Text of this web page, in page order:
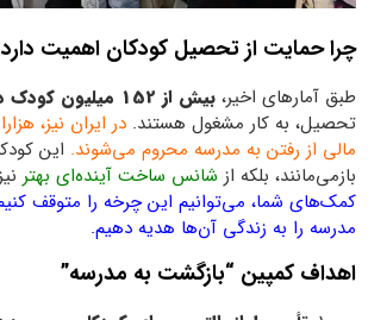
چرا حمایت از تحصیل کودکان اهمیت
طبق آمارهای اخیر، بیش از 152 میلیون کودک در جهان
تحصیل، به کار مشغول هستند. در ایران نیز،
مالی از رفتن به مدرسه محروم می‌شوند. این
بازمی‌مانند، بلکه از شانس ساخت آینده‌ای بهتر
کمک‌های شما، می‌توانیم این چرخه را متوقف
مدرسه را به زندگی آن‌ها هدیه دهیم.
اهداف کمپین “بازگشت به مدرسه”